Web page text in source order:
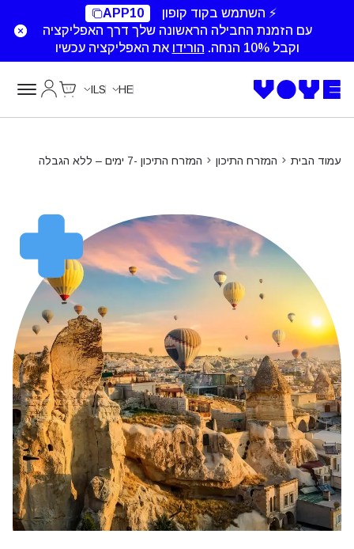
⚡ השתמש בקוד קופון
APP10
עם הזמנת החבילה הראשונה שלך דרך האפליקציה
וקבל 10% הנחה.
הורידו את האפליקציה עכשיו
HE
ILS
עמוד הבית המזרח התיכון המזרח התיכון -7 ימים – ללא הגבלה
Unlimited Data
Unlimited Data
Unlimited Data
Unlimited Data